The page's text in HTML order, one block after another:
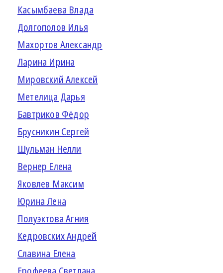
Касымбаева Влада
Долгополов Илья
Махортов Александр
Ларина Ирина
Мировский Алексей
Метелица Дарья
Бавтриков Фёдор
Брусникин Сергей
Шульман Нелли
Вернер Елена
Яковлев Максим
Юрина Лена
Полуэктова Агния
Кедровских Андрей
Славина Елена